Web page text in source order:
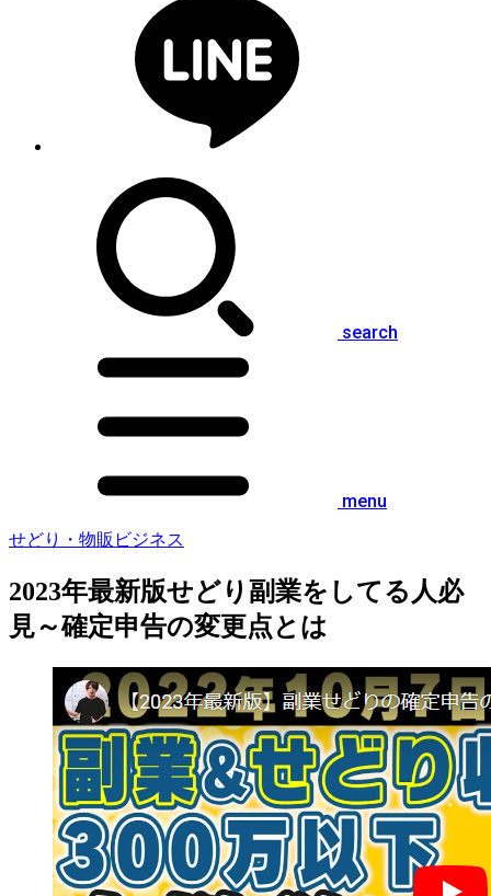
search
menu
せどり・物販ビジネス
2023年最新版せどり副業をしてる人必
見～確定申告の変更点とは